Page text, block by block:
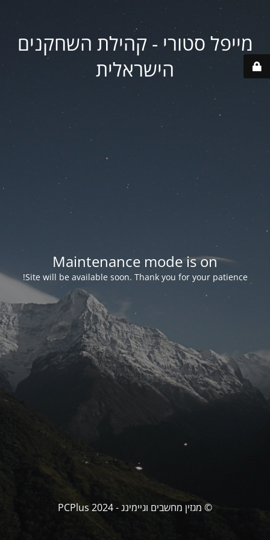
מייפל סטורי - קהילת השחקנים
הישראלית
Maintenance mode is on
Site will be available soon. Thank you for your patience!
© מגזין מחשבים וגיימינג - PCPlus 2024